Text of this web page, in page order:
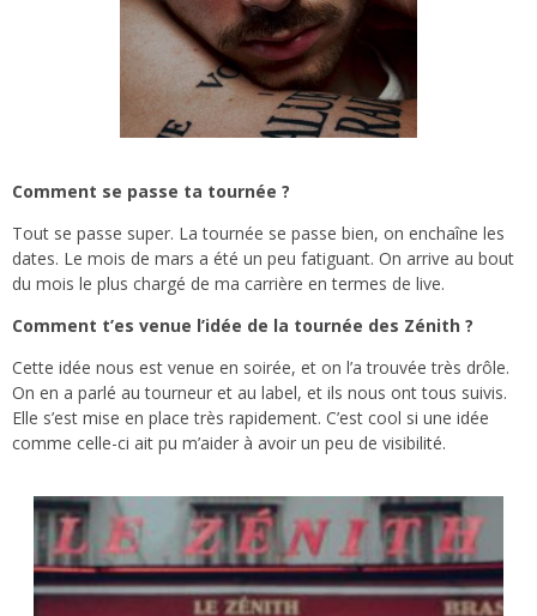
Comment se passe ta tournée ?
Tout se passe super. La tournée se passe bien, on enchaîne les
dates. Le mois de mars a été un peu fatiguant. On arrive au bout
du mois le plus chargé de ma carrière en termes de live.
Comment t’es venue l’idée de la tournée des Zénith ?
Cette idée nous est venue en soirée, et on l’a trouvée très drôle.
On en a parlé au tourneur et au label, et ils nous ont tous suivis.
Elle s’est mise en place très rapidement. C’est cool si une idée
comme celle-ci ait pu m’aider à avoir un peu de visibilité.